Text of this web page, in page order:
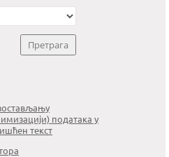
података у
текст